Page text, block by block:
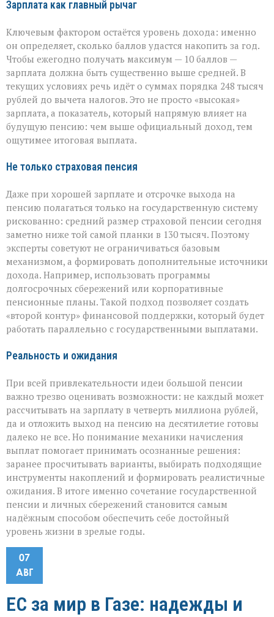
Зарплата как главный рычаг
Ключевым фактором остаётся уровень дохода: именно
он определяет, сколько баллов удастся накопить за год.
Чтобы ежегодно получать максимум — 10 баллов —
зарплата должна быть существенно выше средней. В
текущих условиях речь идёт о суммах порядка 248 тысяч
рублей до вычета налогов. Это не просто «высокая»
зарплата, а показатель, который напрямую влияет на
будущую пенсию: чем выше официальный доход, тем
ощутимее итоговая выплата.
Не только страховая пенсия
Даже при хорошей зарплате и отсрочке выхода на
пенсию полагаться только на государственную систему
рискованно: средний размер страховой пенсии сегодня
заметно ниже той самой планки в 130 тысяч. Поэтому
эксперты советуют не ограничиваться базовым
механизмом, а формировать дополнительные источники
дохода. Например, использовать программы
долгосрочных сбережений или корпоративные
пенсионные планы. Такой подход позволяет создать
«второй контур» финансовой поддержки, который будет
работать параллельно с государственными выплатами.
Реальность и ожидания
При всей привлекательности идеи большой пенсии
важно трезво оценивать возможности: не каждый может
рассчитывать на зарплату в четверть миллиона рублей,
да и отложить выход на пенсию на десятилетие готовы
далеко не все. Но понимание механики начисления
выплат помогает принимать осознанные решения:
заранее просчитывать варианты, выбирать подходящие
инструменты накоплений и формировать реалистичные
ожидания. В итоге именно сочетание государственной
пенсии и личных сбережений становится самым
надёжным способом обеспечить себе достойный
уровень жизни в зрелые годы.
07
АВГ
ЕС за мир в Газе: надежды и